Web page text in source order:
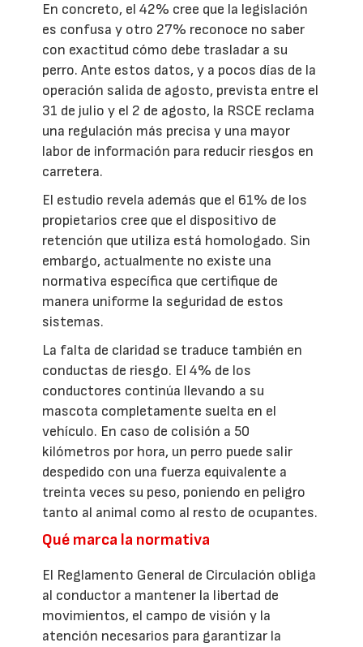
En concreto, el 42% cree que la legislación
es confusa y otro 27% reconoce no saber
con exactitud cómo debe trasladar a su
perro. Ante estos datos, y a pocos días de la
operación salida de agosto, prevista entre el
31 de julio y el 2 de agosto, la RSCE reclama
una regulación más precisa y una mayor
labor de información para reducir riesgos en
carretera.
El estudio revela además que el 61% de los
propietarios cree que el dispositivo de
retención que utiliza está homologado. Sin
embargo, actualmente no existe una
normativa específica que certifique de
manera uniforme la seguridad de estos
sistemas.
La falta de claridad se traduce también en
conductas de riesgo. El 4% de los
conductores continúa llevando a su
mascota completamente suelta en el
vehículo. En caso de colisión a 50
kilómetros por hora, un perro puede salir
despedido con una fuerza equivalente a
treinta veces su peso, poniendo en peligro
tanto al animal como al resto de ocupantes.
Qué marca la normativa
El Reglamento General de Circulación obliga
al conductor a mantener la libertad de
movimientos, el campo de visión y la
atención necesarios para garantizar la